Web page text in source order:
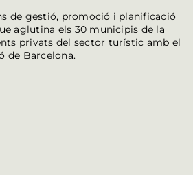
de gestió, promoció i planificació
aglutina els 30 municipis de la
privats del sector turístic amb el
de Barcelona.